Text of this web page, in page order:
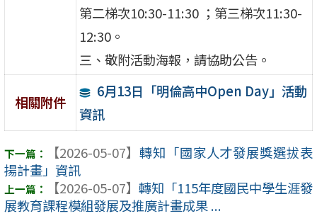
第二梯次10:30-11:30 ；第三梯次11:30-
12:30。
三、敬附活動海報，請協助公告。
相關附件
6月13日「明倫高中Open Day」活動
資訊
【2026-05-07】 轉知「國家人才發展獎選拔表
揚計畫」資訊
【2026-05-07】 轉知「115年度國民中學生涯發
展教育課程模組發展及推廣計畫成果 ...